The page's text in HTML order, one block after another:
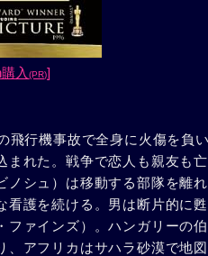
入(PR)]
飛行機事故で全身に火傷を負
まれた。戦争で恋人も親友も
ノシュ）は移動する部隊を離
看護を続ける。男は断片的に
ファインズ）。ハンガリーの
、アフリカはサハラ砂漠で地